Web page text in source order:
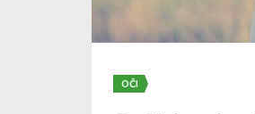
OČI